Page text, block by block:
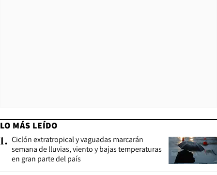
LO MÁS LEÍDO
1. Ciclón extratropical y vaguadas marcarán
semana de lluvias, viento y bajas temperaturas
en gran parte del país